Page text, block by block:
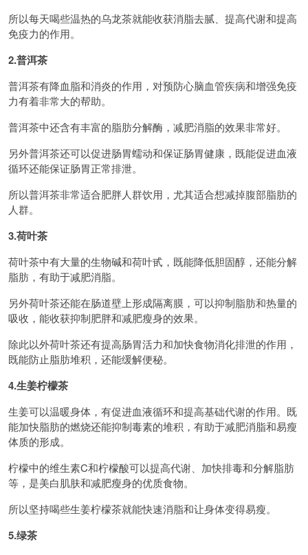
所以每天喝些温热的乌龙茶就能收获消脂去腻、提高代谢和提高
免疫力的作用。
2.普洱茶
普洱茶有降血脂和消炎的作用，对预防心脑血管疾病和增强免疫
力有着非常大的帮助。
普洱茶中还含有丰富的脂肪分解酶，减肥消脂的效果非常好。
另外普洱茶还可以促进肠胃蠕动和保证肠胃健康，既能促进血液
循环还能保证肠胃正常排泄。
所以普洱茶非常适合肥胖人群饮用，尤其适合想减掉腹部脂肪的
人群。
3.荷叶茶
荷叶茶中有大量的生物碱和荷叶甙，既能降低胆固醇，还能分解
脂肪，有助于减肥消脂。
另外荷叶茶还能在肠道壁上形成隔离膜，可以抑制脂肪和热量的
吸收，能收获抑制肥胖和减肥瘦身的效果。
除此以外荷叶茶还有提高肠胃活力和加快食物消化排泄的作用，
既能防止脂肪堆积，还能缓解便秘。
4.生姜柠檬茶
生姜可以温暖身体，有促进血液循环和提高基础代谢的作用。既
能加快脂肪的燃烧还能抑制毒素的堆积，有助于减肥消脂和易瘦
体质的形成。
柠檬中的维生素C和柠檬酸可以提高代谢、加快排毒和分解脂肪
等，是美白肌肤和减肥瘦身的优质食物。
所以坚持喝些生姜柠檬茶就能快速消脂和让身体变得易瘦。
5.绿茶